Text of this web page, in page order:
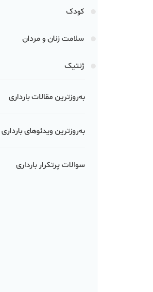
کودک
سلامت زنان و مردان
ژنتیک
به‌روزترین مقالات بارداری
به‌روزترین ویدئوهای بارداری
سوالات پرتکرار بارداری